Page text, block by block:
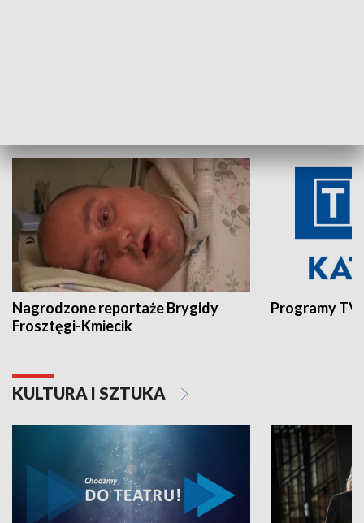
Nagrodzone reportaże Brygidy
Frosztęgi-Kmiecik
Programy
KULTURA I SZTUKA